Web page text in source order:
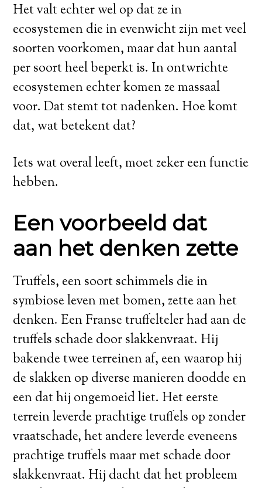
Het valt echter wel op dat ze in
ecosystemen die in evenwicht zijn met veel
soorten voorkomen, maar dat hun aantal
per soort heel beperkt is. In ontwrichte
ecosystemen echter komen ze massaal
voor. Dat stemt tot nadenken. Hoe komt
dat, wat betekent dat?
Iets wat overal leeft, moet zeker een functie
hebben.
Een voorbeeld dat
aan het denken zette
Truffels, een soort schimmels die in
symbiose leven met bomen, zette aan het
denken. Een Franse truffelteler had aan de
truffels schade door slakkenvraat. Hij
bakende twee terreinen af, een waarop hij
de slakken op diverse manieren doodde en
een dat hij ongemoeid liet. Het eerste
terrein leverde prachtige truffels op zonder
vraatschade, het andere leverde eveneens
prachtige truffels maar met schade door
slakkenvraat. Hij dacht dat het probleem